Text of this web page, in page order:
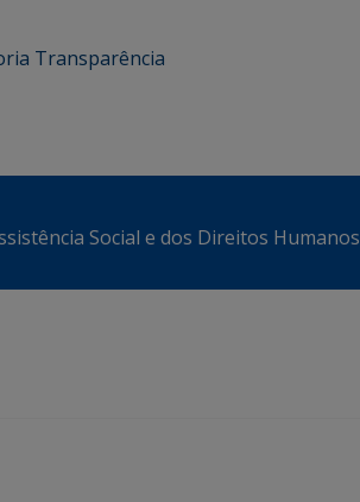
Transparência
Social e dos Direitos Humanos